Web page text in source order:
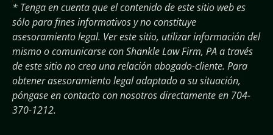
* Tenga en cuenta que el contenido de este sitio web es
sólo para fines informativos y no constituye
asesoramiento legal. Ver este sitio, utilizar información del
mismo o comunicarse con Shankle Law Firm, PA a través
de este sitio no crea una relación abogado-cliente. Para
obtener asesoramiento legal adaptado a su situación,
póngase en contacto con nosotros directamente en 704-
370-1212.